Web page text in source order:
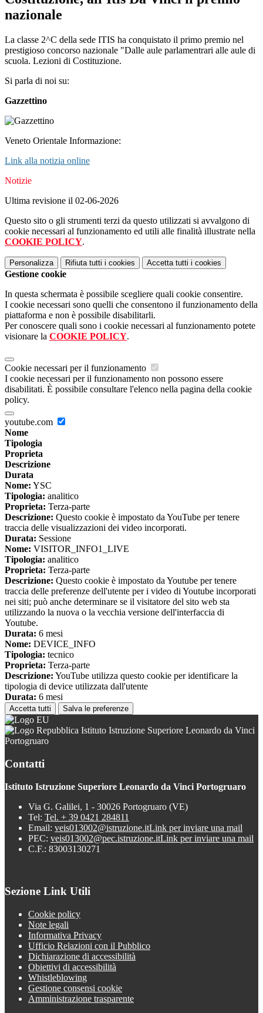
nazionale
La classe 2^C della sede ITIS ha conquistato il primo premio nel
prestigioso concorso nazionale "Dalle aule parlamentrari alle aule di
scuola. Lezioni di Costituzione.
Si parla di noi su:
Gazzettino
Veneto Orientale Informazione:
Link alla notizia online
Notizie
Ultima revisione il 02-06-2026
Questo sito o gli strumenti terzi da questo utilizzati si avvalgono di
cookie necessari al funzionamento ed utili alle finalità illustrate nella
COOKIE POLICY.
Personalizza Rifiuta tutti i cookies Accetta tutti i cookies
Gestione cookie
In questa schermata è possibile scegliere quali cookie consentire.
I cookie necessari sono quelli che consentono il funzionamento della
piattaforma e non è possibile disabilitarli.
Per conoscere quali sono i cookie necessari al funzionamento potete
visionare la COOKIE POLICY.
Cookie necessari per il funzionamento
I cookie necessari per il funzionamento non possono essere
disabilitati. È possibile consultare l'elenco nella pagina della cookie
policy.
youtube.com
Nome
Tipologia
Proprieta
Descrizione
Durata
Nome: YSC
Tipologia: analitico
Proprieta: Terza-parte
Descrizione: Questo cookie è impostato da YouTube per tenere
traccia delle visualizzazioni dei video incorporati.
Durata: Sessione
Nome: VISITOR_INFO1_LIVE
Tipologia: analitico
Proprieta: Terza-parte
Descrizione: Questo cookie è impostato da Youtube per tenere
traccia delle preferenze dell'utente per i video di Youtube incorporati
nei siti; può anche determinare se il visitatore del sito web sta
utilizzando la nuova o la vecchia versione dell'interfaccia di
Youtube.
Durata: 6 mesi
Nome: DEVICE_INFO
Tipologia: tecnico
Proprieta: Terza-parte
Descrizione: YouTube utilizza questo cookie per identificare la
tipologia di device utilizzata dall'utente
Durata: 6 mesi
Accetta tutti Salva le preferenze
Istituto Istruzione Superiore Leonardo da Vinci
Portogruaro
Contatti
Istituto Istruzione Superiore Leonardo da Vinci Portogruaro
Via G. Galilei, 1 - 30026 Portogruaro (VE)
Tel: Tel. + 39 0421 284811
Email: veis013002@istruzione.itLink per inviare una mail
PEC: veis013002@pec.istruzione.itLink per inviare una mail
C.F.: 83003130271
Sezione Link Utili
Cookie policy
Note legali
Informativa Privacy
Ufficio Relazioni con il Pubblico
Dichiarazione di accessibilità
Obiettivi di accessibilità
Whistleblowing
Gestione consensi cookie
Amministrazione trasparente